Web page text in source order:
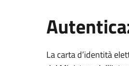
La carta d’identità